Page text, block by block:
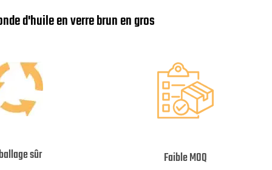
d'huile en verre brun en gros
sûr Faible MOQ